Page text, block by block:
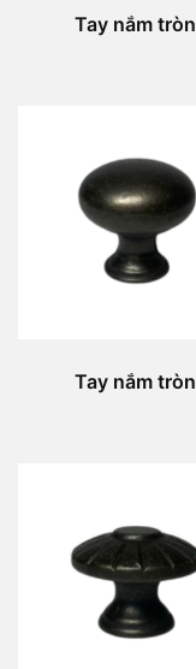
Tay nắm tròn
Tay nắm tròn